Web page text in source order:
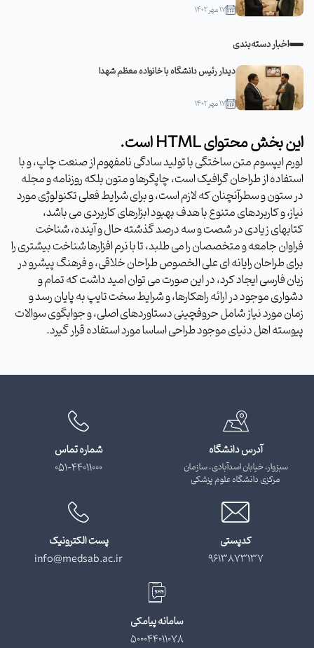
۱۷ مهر ۱۴۰۲
اخبار دسته‌بندی
دیدار رئیس دانشگاه با خانواده معظم شهدا
۱۷ مهر ۱۴۰۲
این بخش محتوای HTML است.
لورم ایپسوم متن ساختگی با تولید سادگی نامفهوم از صنعت چاپ، و با
استفاده از طراحان گرافیک است، چاپگرها و متون بلکه روزنامه و مجله
در ستون و سطرآنچنان که لازم است، و برای شرایط فعلی تکنولوژی مورد
نیاز، و کاربردهای متنوع با هدف بهبود ابزارهای کاربردی می باشد،
کتابهای زیادی در شصت و سه درصد گذشته حال و آینده، شناخت
فراوان جامعه و متخصصان را می طلبد، تا با نرم افزارها شناخت بیشتری را
برای طراحان رایانه ای علی الخصوص طراحان خلاقی، و فرهنگ پیشرو در
زبان فارسی ایجاد کرد، در این صورت می توان امید داشت که تمام و
دشواری موجود در ارائه راهکارها، و شرایط سخت تایپ به پایان رسد و
زمان مورد نیاز شامل حروفچینی دستاوردهای اصلی، و جوابگوی سوالات
پیوسته اهل دنیای موجود طراحی اساسا مورد استفاده قرار گیرد.
آدرس دانشگاه
سبزوار، خیابان اسدآبادی، سازمان
مرکزی دانشگاه علوم پزشکی
شماره تماس
051-44011000
کدپستی
9613873137
پست الکترونیک
info@medsab.ac.ir
سامانه پیامکی
500044011078